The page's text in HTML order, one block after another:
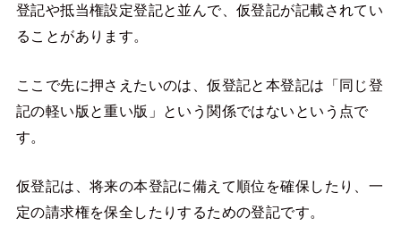
登記や抵当権設定登記と並んで、仮登記が記載されてい
ることがあります。
ここで先に押さえたいのは、仮登記と本登記は「同じ登
記の軽い版と重い版」という関係ではないという点で
す。
仮登記は、将来の本登記に備えて順位を確保したり、一
定の請求権を保全したりするための登記です。